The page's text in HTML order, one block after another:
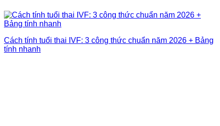
Cách tính tuổi thai IVF: 3 công thức chuẩn năm 2026 + Bảng
tính nhanh